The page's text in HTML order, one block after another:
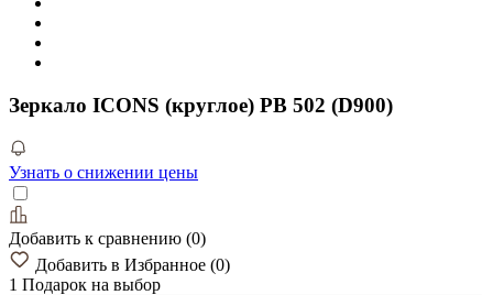
Зеркало ICONS (круглое) РВ 502 (D900)
Узнать о снижении цены
Добавить к сравнению (0)
Добавить в Избранное (0)
1 Подарок на выбор